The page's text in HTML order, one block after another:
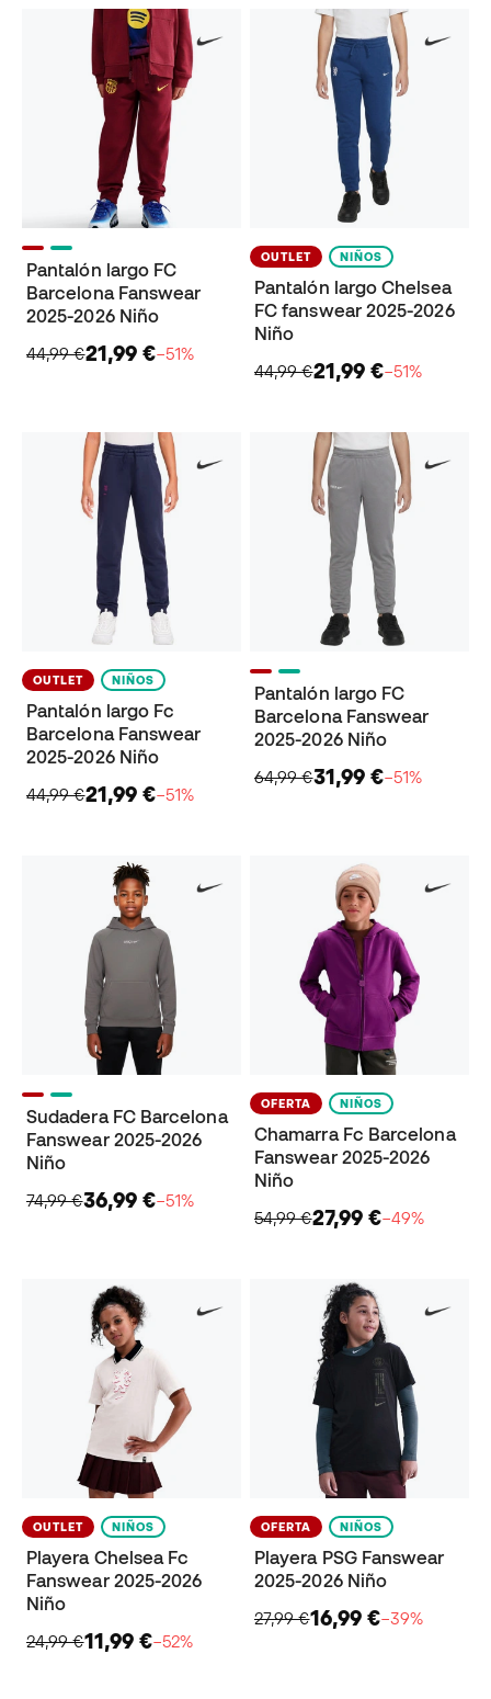
Pantalón largo FC
Barcelona Fanswear
2025-2026 Niño
44,99 €21,99 €−51%
OUTLET NIÑOS
Pantalón largo Chelsea
FC fanswear 2025-2026
Niño
44,99 €21,99 €−51%
OUTLET NIÑOS
Pantalón largo Fc
Barcelona Fanswear
2025-2026 Niño
44,99 €21,99 €−51%
Pantalón largo FC
Barcelona Fanswear
2025-2026 Niño
64,99 €31,99 €−51%
Sudadera FC Barcelona
Fanswear 2025-2026
Niño
74,99 €36,99 €−51%
OFERTA NIÑOS
Chamarra Fc Barcelona
Fanswear 2025-2026
Niño
54,99 €27,99 €−49%
OUTLET NIÑOS
Playera Chelsea Fc
Fanswear 2025-2026
Niño
24,99 €11,99 €−52%
OFERTA NIÑOS
Playera PSG Fanswear
2025-2026 Niño
27,99 €16,99 €−39%